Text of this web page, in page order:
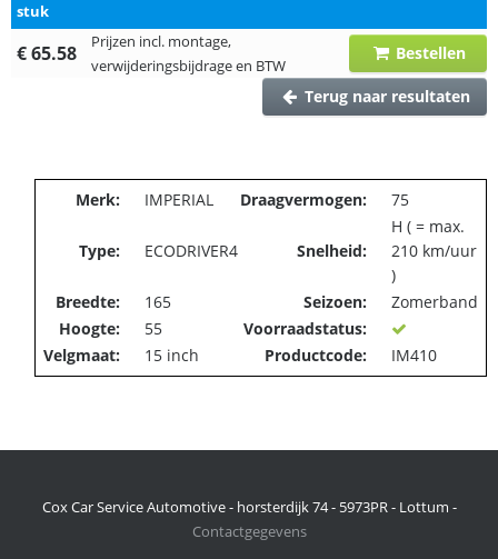
stuk
€ 65.58
Prijzen incl. montage,
verwijderingsbijdrage en BTW
Bestellen
Terug naar resultaten
Merk: IMPERIAL Draagvermogen: 75
Type: ECODRIVER4 Snelheid:
H ( = max.
210 km/uur
)
Breedte:
165 Seizoen:
Zomerband
Hoogte:
55
Voorraadstatus:
Velgmaat:
15 inch Productcode: IM410
Cox Car Service Automotive - horsterdijk 74 - 5973PR - Lottum -
Contactgegevens